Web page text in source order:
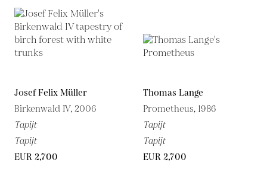
Josef Felix Müller
Birkenwald IV, 2006
Tapijt
Tapijt
EUR 2,700
Thomas Lange
Prometheus, 1986
Tapijt
Tapijt
EUR 2,700